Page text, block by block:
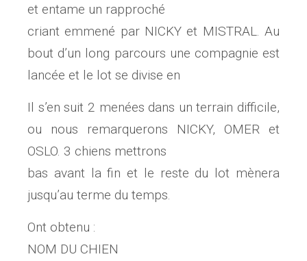
et entame un rapproché
criant emmené par NICKY et MISTRAL. Au
bout d’un long parcours une compagnie est
lancée et le lot se divise en
Il s’en suit 2 menées dans un terrain difficile,
ou nous remarquerons NICKY, OMER et
OSLO. 3 chiens mettrons
bas avant la fin et le reste du lot mènera
jusqu’au terme du temps.
Ont obtenu :
NOM DU CHIEN